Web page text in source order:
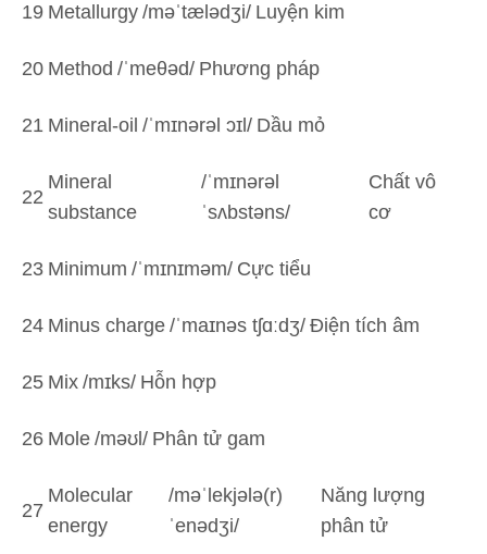
19 Metallurgy /məˈtælədʒi/ Luyện kim
20 Method /ˈmeθəd/ Phương pháp
21 Mineral-oil /ˈmɪnərəl ɔɪl/ Dầu mỏ
22
Mineral
substance
/ˈmɪnərəl
ˈsʌbstəns/
Chất vô
cơ
23 Minimum /ˈmɪnɪməm/ Cực tiểu
24 Minus charge /ˈmaɪnəs tʃɑːdʒ/ Điện tích âm
25 Mix /mɪks/ Hỗn hợp
26 Mole /məʊl/ Phân tử gam
27
Molecular
energy
/məˈlekjələ(r)
ˈenədʒi/
Năng lượng
phân tử